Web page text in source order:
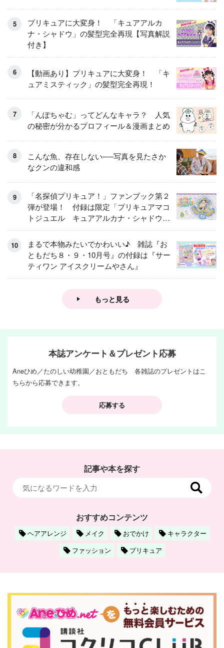
プリキュアに大変身！ 「キュアアルカ
ナ・シャドウ」の髪型完全再現【写真解説
付き】
【動画あり】プリキュアに大変身！ 「キ
ュアミスティック」の髪型完全再現！
「んぽちゃむ」ってどんなキャラ？ 人気
の秘密が分かるプロフィール＆漫画まとめ
こんな魚、存在しない──写真を見たさか
なクンの違和感
「名探偵プリキュア！」ファンブック第２
弾が登場！ 付録は限定「プリキュアマコ
トジュエル キュアアルカナ・シャドウ
アイスver.」 キュアエクレールを大特
集！
まるで本物みたいでかわいい♪ 雑誌『お
ともだち８・９・10月号』の付録は『サー
ティワン アイスクリームやさん』
もっと見る
本誌アンケート＆プレゼント応募
Aneひめ／たのしい幼稚園／おともだち 各雑誌のプレゼントはこ
ちらから応募できます。
応募する
記事や本を探す
おすすめコンテンツ
ヘアアレンジ メイク おでかけ
キャラクター
ファッション
プリキュア